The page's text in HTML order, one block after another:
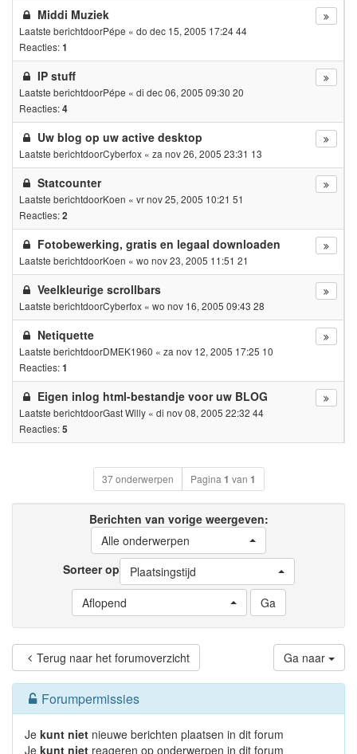
Middi Muziek
Laatste berichtdoorPépe « do dec 15, 2005 17:24 44
Reacties:1
IP stuff
Laatste berichtdoorPépe « di dec 06, 2005 09:30 20
Reacties:4
Uw blog op uw active desktop
Laatste berichtdoorCyberfox « za nov 26, 2005 23:31 13
Statcounter
Laatste berichtdoorKoen « vr nov 25, 2005 10:21 51
Reacties:2
Fotobewerking, gratis en legaal downloaden
Laatste berichtdoorKoen « wo nov 23, 2005 11:51 21
Veelkleurige scrollbars
Laatste berichtdoorCyberfox « wo nov 16, 2005 09:43 28
Netiquette
Laatste berichtdoorDMEK1960 « za nov 12, 2005 17:25 10
Reacties:1
Eigen inlog html-bestandje voor uw BLOG
Laatste berichtdoorGast Willy « di nov 08, 2005 22:32 44
Reacties:5
37 onderwerpen Pagina 1 van 1
Berichten van vorige weergeven:
Alle onderwerpen
Sorteer op
Plaatsingstijd
Aflopend
Terug naar het forumoverzicht Ga naar
Forumpermissies
Je kunt niet nieuwe berichten plaatsen in dit forum
Je kunt niet reageren op onderwerpen in dit forum